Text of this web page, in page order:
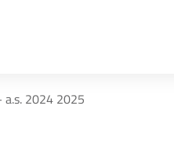
2024 2025